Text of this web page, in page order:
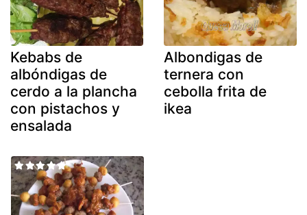
Kebabs de
albóndigas de
cerdo a la plancha
con pistachos y
ensalada
Albondigas de
ternera con
cebolla frita de
ikea